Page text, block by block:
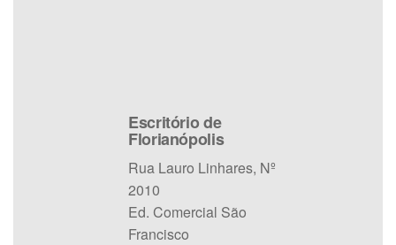
Escritório de
Florianópolis
Rua Lauro Linhares, Nº
2010
Ed. Comercial São
Francisco